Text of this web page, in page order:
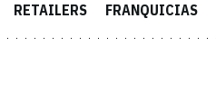
RETAILERS FRANQUICIAS